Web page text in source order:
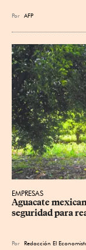
Por AFP
EMPRESAS
Aguacate
seguridad para
Por Redacción El